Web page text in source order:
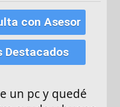
con Asesor
Destacados
un pc y quedé